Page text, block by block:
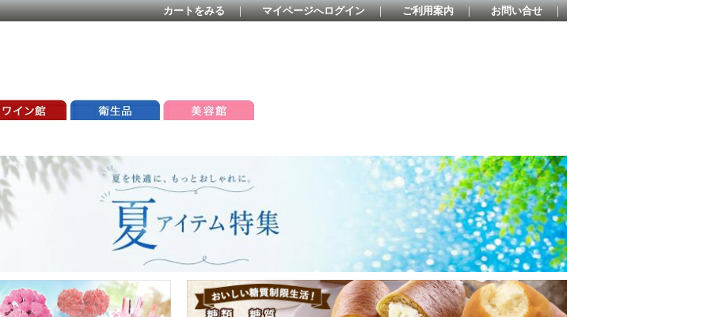
カートをみる ｜ マイページへログイン ｜ ご利用案内 ｜ お問い合せ ｜